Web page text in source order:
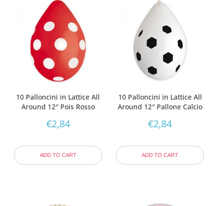
10 Palloncini in Lattice All
Around 12″ Pois Rosso
€2,84
ADD TO CART
10 Palloncini in Lattice All
Around 12″ Pallone Calcio
€2,84
ADD TO CART